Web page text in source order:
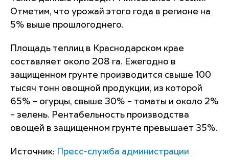
Отметим, что урожай этого года в регионе на
5% выше прошлогоднего.
Площадь теплиц в Краснодарском крае
составляет около 208 га. Ежегодно в
защищенном грунте производится свыше 100
тысяч тонн овощной продукции, из которой
65% – огурцы, свыше 30% – томаты и около 2%
– зелень. Рентабельность производства
овощей в защищенном грунте превышает 35%.
Источник:
Пресс-служба администрации